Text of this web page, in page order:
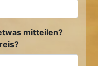
mitteilen?